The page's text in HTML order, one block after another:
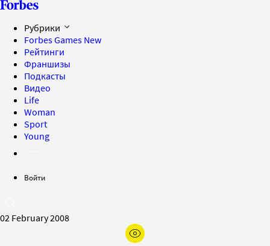
Рубрики
Forbes Games New
Рейтинги
Франшизы
Подкасты
Видео
Life
Woman
Sport
Young
Войти
02 February 2008